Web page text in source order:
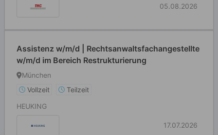
05.08.2026
Assistenz w/m/d | Rechtsanwaltsfachangestellte
w/m/d im Bereich Restrukturierung
München
Vollzeit
Teilzeit
HEUKING
17.07.2026